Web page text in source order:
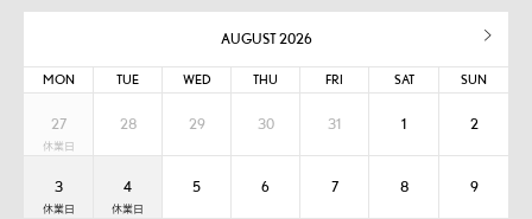
AUGUST 2026
MON TUE WED THU FRI SAT SUN
27 28 29 30 31 1 2
3 4 5 6 7 8 9